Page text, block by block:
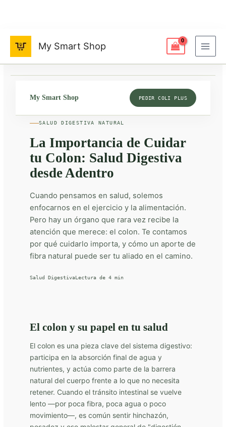
My Smart Shop
My Smart Shop PEDIR COLI PLUS
SALUD DIGESTIVA NATURAL
La Importancia de Cuidar
tu Colon: Salud Digestiva
desde Adentro
Cuando pensamos en salud, solemos
enfocarnos en el ejercicio y la alimentación.
Pero hay un órgano que rara vez recibe la
atención que merece: el colon. Te contamos
por qué cuidarlo importa, y cómo un aporte de
fibra natural puede ser tu aliado en el camino.
Salud DigestivaLectura de 4 min
El colon y su papel en tu salud
El colon es una pieza clave del sistema digestivo:
participa en la absorción final de agua y
nutrientes, y actúa como parte de la barrera
natural del cuerpo frente a lo que no necesita
retener. Cuando el tránsito intestinal se vuelve
lento —por poca fibra, poca agua o poco
movimiento—, es común sentir hinchazón,